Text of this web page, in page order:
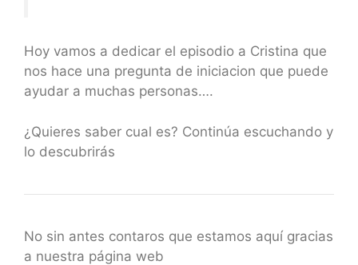
Hoy vamos a dedicar el episodio a Cristina que
nos hace una pregunta de iniciacion que puede
ayudar a muchas personas….
¿Quieres saber cual es? Continúa escuchando y
lo descubrirás
No sin antes contaros que estamos aquí gracias
a nuestra página web